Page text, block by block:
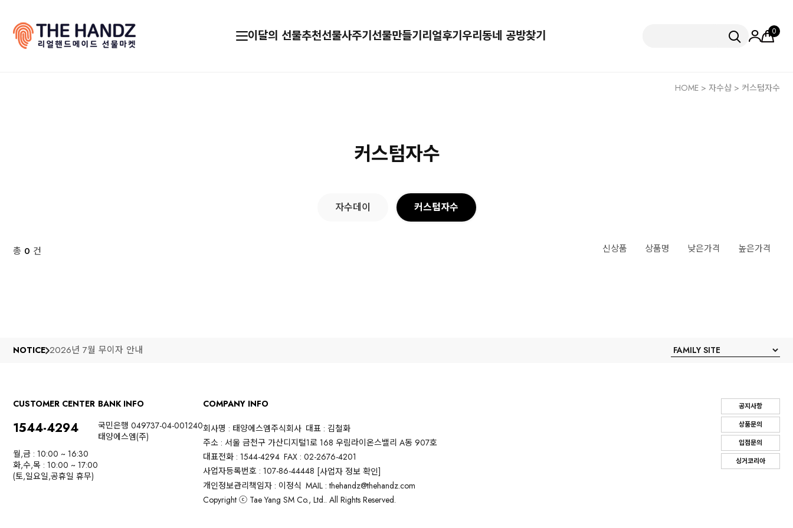
이달의 선물추천선물사주기 선물만들기 리얼후기 우리동네 공방찾기 0
HOME > 자수샵 > 커스텀자수
커스텀자수
자수데이 커스텀자수
총 0 건 신상품 상품명 낮은가격 높은가격
NOTICE 2026년 7월 무이자 안내
CUSTOMER CENTER
1544-4294
월,금 : 10:00 ~ 16:30
화,수,목 : 10:00 ~ 17:00
(토,일요일,공휴일 휴무)
BANK INFO
국민은행 049737-04-001240
태양에스엠(주)
COMPANY INFO
회사명 : 태양에스엠주식회사 대표 : 김철화
주소 : 서울 금천구 가산디지털1로 168 우림라이온스밸리 A동 907호
대표전화 : 1544-4294 FAX : 02-2676-4201
사업자등록번호 : 107-86-44448 [사업자 정보 확인]
개인정보관리책임자 : 이정식 MAIL : thehandz@thehandz.com
Copyright ⓒ Tae Yang SM Co., Ltd.. All Rights Reserved.
공지사항
상품문의
입점문의
싱거코리아